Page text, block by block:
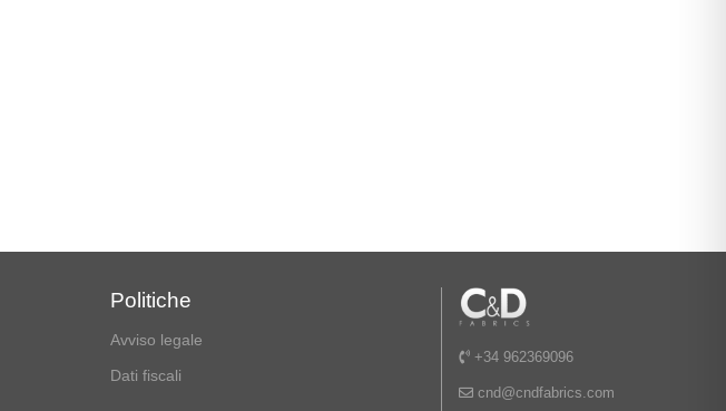
Politiche
Avviso legale
Dati fiscali
+34 962369096
cnd@cndfabrics.com